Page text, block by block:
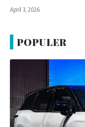
April 3, 2026
POPULER